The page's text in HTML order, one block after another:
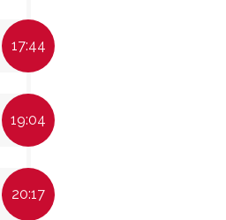
17:44
19:04
20:17